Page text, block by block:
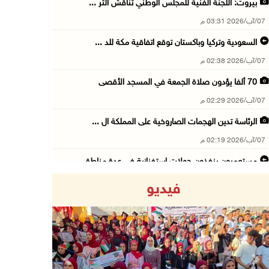
بيروت: اللجنة الفنية للمجلس الوطني تناقش التر ...
07/آب/2026 03:31 م
السعودية وتركيا وباكستان توقع اتفاقية مكة للد ...
07/آب/2026 02:38 م
70 ألفا يؤدون صلاة الجمعة في المسجد الأقصى
07/آب/2026 02:29 م
الرئاسة تدين الهجمات الصاروخية على المملكة ال ...
07/آب/2026 02:19 م
مستعمرون ينفذون جولات استفزازية في عدة مناطق ...
07/آب/2026 01:41 م
مستعمرون يهاجمون صهريجا للمياه في خلايل اللوز ...
07/آب/2026 01:38 م
فيديو
Previous Next